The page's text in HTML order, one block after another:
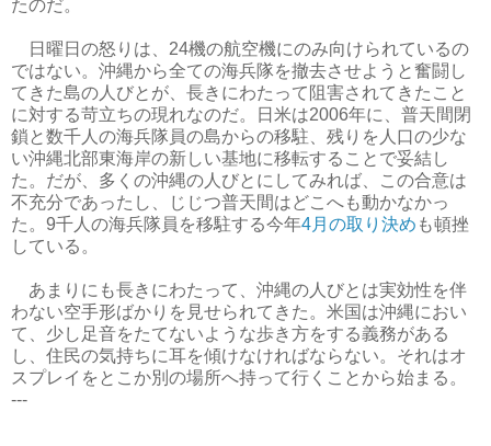
たのだ。
日曜日の怒りは、24機の航空機にのみ向けられているの
ではない。沖縄から全ての海兵隊を撤去させようと奮闘し
てきた島の人びとが、長きにわたって阻害されてきたこと
に対する苛立ちの現れなのだ。日米は2006年に、普天間閉
鎖と数千人の海兵隊員の島からの移駐、残りを人口の少な
い沖縄北部東海岸の新しい基地に移転することで妥結し
た。だが、多くの沖縄の人びとにしてみれば、この合意は
不充分であったし、じじつ普天間はどこへも動かなかっ
た。9千人の海兵隊員を移駐する今年4月の取り決め も頓挫
している。
あまりにも長きにわたって、沖縄の人びとは実効性を伴
わない空手形ばかりを見せられてきた。米国は沖縄におい
て、少し足音をたてないような歩き方をする義務がある
し、住民の気持ちに耳を傾けなければならない。それはオ
スプレイをとこか別の場所へ持って行くことから始まる。
---